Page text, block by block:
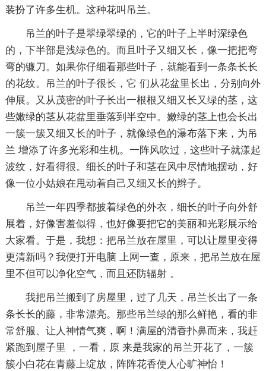
装扮了许多生机。这种花叫吊兰。
吊兰的叶子是翠绿翠绿的，它的叶子上半时深绿色
的，下半部是浅绿色的。而且叶子又细又长，像一把把弯
弯的镰刀。如果你仔细看那些叶子，就能看到一条条长长
的花纹。吊兰的叶子很长，它 们从花盆里长出，分别向外
伸展。又从茂密的叶子长出一根根又细又长又绿的茎，这
些嫩绿的茎从花盆里垂落到半空中。嫩绿的茎上也会长出
一簇一簇又细又长的叶子，就像绿色的瀑布落下来，为吊
兰 增添了许多光彩和生机。一阵风吹过，这些叶子就漾起
波纹，好看得很。细长的叶子和茎在风中尽情地摆动，好
像一位小姑娘在甩动着自己又细又长的辫子。
吊兰一年四季都披着绿色的外衣，细长的叶子向外舒
展着，好像害羞似得，也好像要把它的美丽和光彩展示给
大家看。于是，我想：把吊兰放在屋里，可以让屋里变得
更清新吗？我便打开电脑 上网一查，原来，把吊兰放在屋
里不但可以净化空气，而且还防辐射 。
我把吊兰搬到了房屋里，过了几天，吊兰长出了一条
条长长的藤，非常漂亮。那些吊兰绿的那么鲜艳，看的非
常舒服、让人神情气爽，啊！满屋的清香扑鼻而来，我赶
紧跑到屋子里 ，一看，原 来是我家的吊兰开花了，一簇
簇小白花在青藤上绽放，阵阵花香使人心旷神怡！